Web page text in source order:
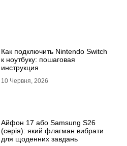
Как подключить Nintendo Switch
к ноутбуку: пошаговая
инструкция
10 Червня, 2026
Айфон 17 або Samsung S26
(серія): який флагман вибрати
для щоденних завдань